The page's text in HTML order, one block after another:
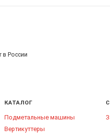
России
КАТАЛОГ
Подметальные машины
Вертикуттеры